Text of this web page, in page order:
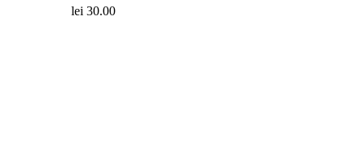
lei 30.00